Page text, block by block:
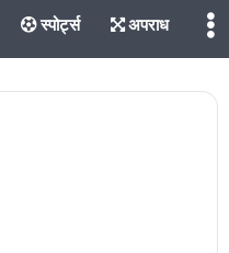
स्पोर्ट्स अपराध